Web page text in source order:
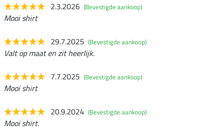
2.3.2026 (Bevestigde aankoop)
Mooi shirt
29.7.2025 (Bevestigde aankoop)
Valt op maat en zit heerlijk.
7.7.2025 (Bevestigde aankoop)
Mooi shirt
20.9.2024 (Bevestigde aankoop)
Mooi shirt.